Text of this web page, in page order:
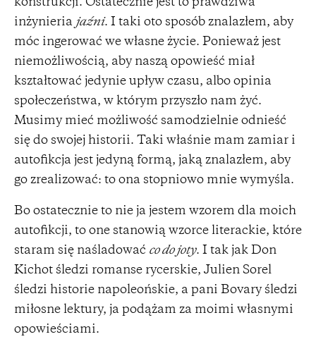
konstrukcji. Ostatecznie jest to prawdziwa
inżynieria jaźni. I taki oto sposób znalazłem, aby
móc ingerować we własne życie. Ponieważ jest
niemożliwością, aby naszą opowieść miał
kształtować jedynie upływ czasu, albo opinia
społeczeństwa, w którym przyszło nam żyć.
Musimy mieć możliwość samodzielnie odnieść
się do swojej historii. Taki właśnie mam zamiar i
autofikcja jest jedyną formą, jaką znalazłem, aby
go zrealizować: to ona stopniowo mnie wymyśla.
Bo ostatecznie to nie ja jestem wzorem dla moich
autofikcji, to one stanowią wzorce literackie, które
staram się naśladować co do joty. I tak jak Don
Kichot śledzi romanse rycerskie, Julien Sorel
śledzi historie napoleońskie, a pani Bovary śledzi
miłosne lektury, ja podążam za moimi własnymi
opowieściami.